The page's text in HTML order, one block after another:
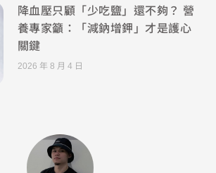
降血壓只顧「少吃鹽」還不夠？ 營
養專家籲：「減鈉增鉀」才是護心
關鍵
2026 年 8 月 4 日